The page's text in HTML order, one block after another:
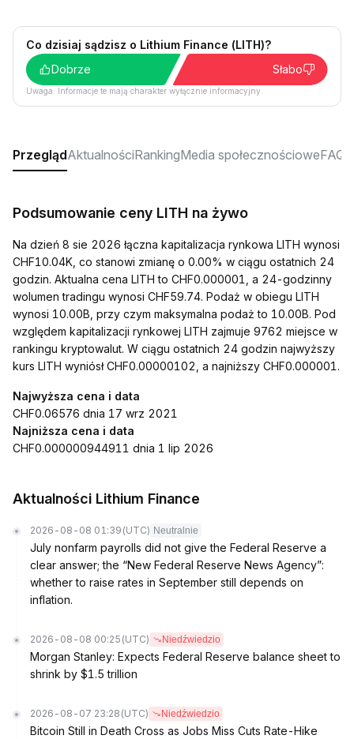
Co dzisiaj sądzisz o Lithium Finance (LITH)?
Dobrze
Słabo
Uwaga: Informacje te mają charakter wyłącznie informacyjny.
PrzeglądAktualnościRankingMedia społecznościoweFAQ
Podsumowanie ceny LITH na żywo
Na dzień 8 sie 2026 łączna kapitalizacja rynkowa LITH wynosi
CHF10.04K, co stanowi zmianę o 0.00% w ciągu ostatnich 24
godzin. Aktualna cena LITH to CHF0.000001, a 24-godzinny
wolumen tradingu wynosi CHF59.74. Podaż w obiegu LITH
wynosi 10.00B, przy czym maksymalna podaż to 10.00B. Pod
względem kapitalizacji rynkowej LITH zajmuje 9762 miejsce w
rankingu kryptowalut. W ciągu ostatnich 24 godzin najwyższy
kurs LITH wyniósł CHF0.00000102, a najniższy CHF0.000001.
Najwyższa cena i data
CHF0.06576 dnia 17 wrz 2021
Najniższa cena i data
CHF0.000000944911 dnia 1 lip 2026
Aktualności Lithium Finance
2026-08-08 01:39 (UTC) Neutralnie
July nonfarm payrolls did not give the Federal Reserve a
clear answer; the “New Federal Reserve News Agency”:
whether to raise rates in September still depends on
inflation.
2026-08-08 00:25 (UTC) Niedźwiedzio
Morgan Stanley: Expects Federal Reserve balance sheet to
shrink by $1.5 trillion
2026-08-07 23:28 (UTC) Niedźwiedzio
Bitcoin Still in Death Cross as Jobs Miss Cuts Rate-Hike